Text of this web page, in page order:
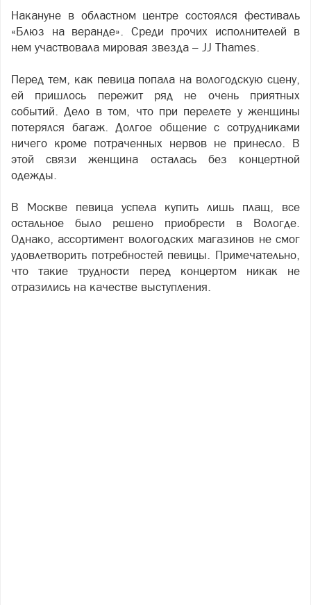
Накануне в областном центре состоялся фестиваль
«Блюз на веранде». Среди прочих исполнителей в
нем участвовала мировая звезда – JJ Thames.
Перед тем, как певица попала на вологодскую сцену,
ей пришлось пережит ряд не очень приятных
событий. Дело в том, что при перелете у женщины
потерялся багаж. Долгое общение с сотрудниками
ничего кроме потраченных нервов не принесло. В
этой связи женщина осталась без концертной
одежды.
В Москве певица успела купить лишь плащ, все
остальное было решено приобрести в Вологде.
Однако, ассортимент вологодских магазинов не смог
удовлетворить потребностей певицы. Примечательно,
что такие трудности перед концертом никак не
отразились на качестве выступления.